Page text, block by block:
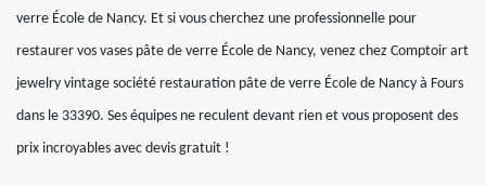
verre École de Nancy. Et si vous cherchez une professionnelle pour
restaurer vos vases pâte de verre École de Nancy, venez chez Comptoir art
jewelry vintage société restauration pâte de verre École de Nancy à Fours
dans le 33390. Ses équipes ne reculent devant rien et vous proposent des
prix incroyables avec devis gratuit !